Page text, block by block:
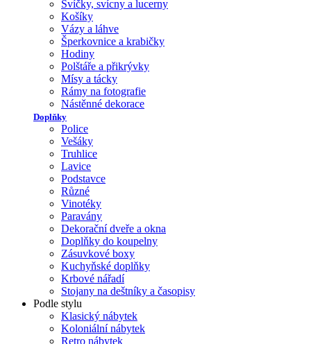
Svíčky, svícny a lucerny
Košíky
Vázy a láhve
Šperkovnice a krabičky
Hodiny
Polštáře a přikrývky
Mísy a tácky
Rámy na fotografie
Nástěnné dekorace
Doplňky
Police
Vešáky
Truhlice
Lavice
Podstavce
Různé
Vinotéky
Paravány
Dekorační dveře a okna
Doplňky do koupelny
Zásuvkové boxy
Kuchyňské doplňky
Krbové nářadí
Stojany na deštníky a časopisy
Podle stylu
Klasický nábytek
Koloniální nábytek
Retro nábytek